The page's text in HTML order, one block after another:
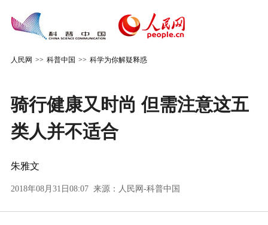
人民网 >> 科普中国 >> 科学为你解疑释惑
骑行健康又时尚 但需注意这五
类人并不适合
朱雅文
2018年08月31日08:07 来源： 人民网-科普中国